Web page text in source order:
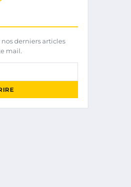
derniers articles
mail.